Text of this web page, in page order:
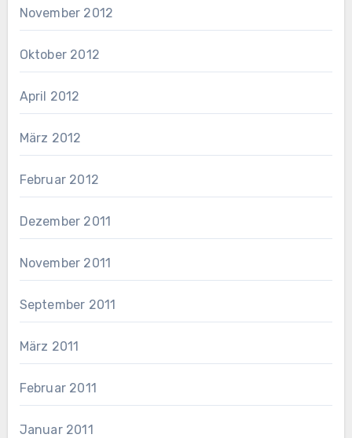
November 2012
Oktober 2012
April 2012
März 2012
Februar 2012
Dezember 2011
November 2011
September 2011
März 2011
Februar 2011
Januar 2011